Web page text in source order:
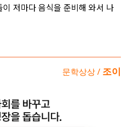
저마다 음식을 준비해 와서 나
문학상상 / 조이